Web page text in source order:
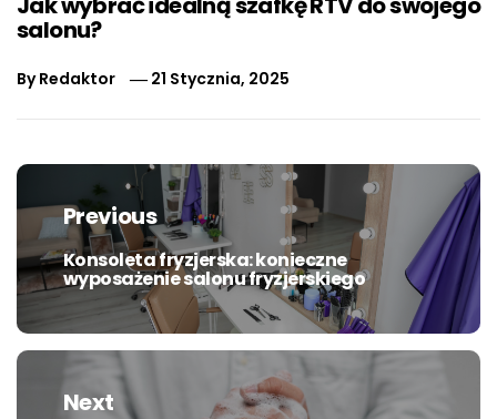
salonu?
ByRedaktor 21 Stycznia, 2025
Nawigacja
wpisu
Previous
Previous
post:
Konsoleta fryzjerska: konieczne
wyposażenie salonu fryzjerskiego
Next